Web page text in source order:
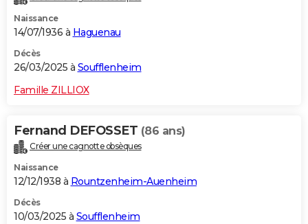
Naissance
14/07/1936 à Haguenau
Décès
26/03/2025 à Soufflenheim
Famille ZILLIOX
Fernand DEFOSSET (86 ans)
Créer une cagnotte obsèques
Naissance
12/12/1938 à Rountzenheim-Auenheim
Décès
10/03/2025 à Soufflenheim